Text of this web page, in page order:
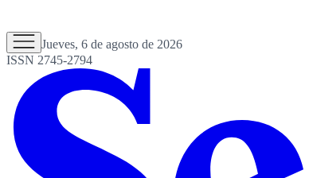
Jueves, 6 de agosto de 2026
ISSN 2745-2794